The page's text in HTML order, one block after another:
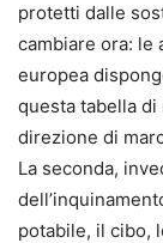
protetti dalle
cambiare ora: le
europea
questa tabella
direzione di
La seconda,
potabile, il cibo,